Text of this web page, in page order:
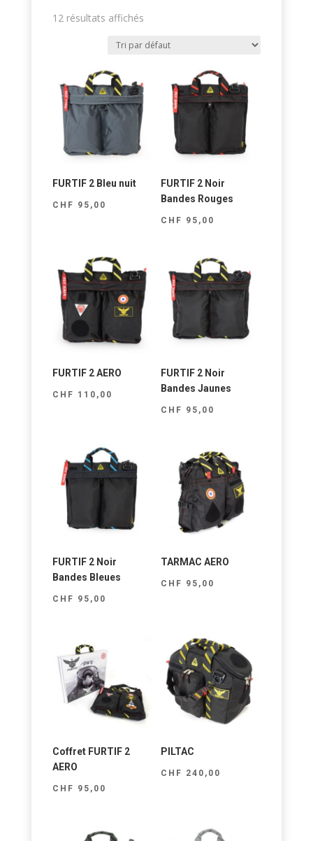
12 résultats affichés
FURTIF 2 Bleu nuit
CHF 95,00
FURTIF 2 Noir
Bandes Rouges
CHF 95,00
FURTIF 2 AERO
CHF 110,00
FURTIF 2 Noir
Bandes Jaunes
CHF 95,00
FURTIF 2 Noir
Bandes Bleues
CHF 95,00
TARMAC AERO
CHF 95,00
Coffret FURTIF 2
AERO
CHF 95,00
PILTAC
CHF 240,00